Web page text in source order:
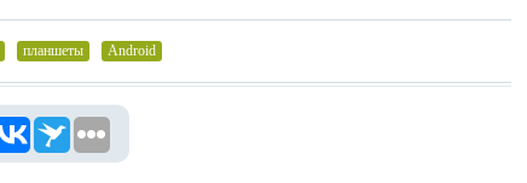
планшеты Android